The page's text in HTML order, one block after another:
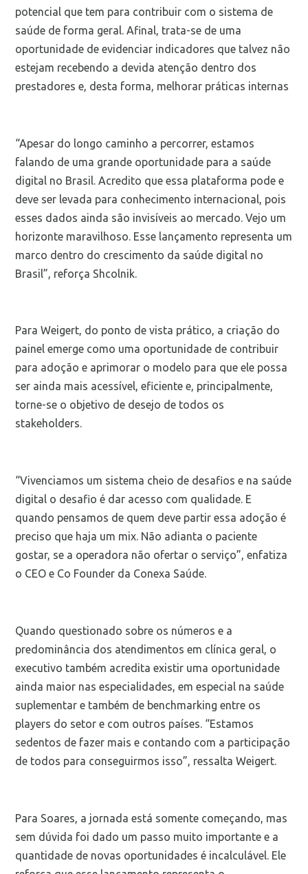
potencial que tem para contribuir com o sistema de
saúde de forma geral. Afinal, trata-se de uma
oportunidade de evidenciar indicadores que talvez não
estejam recebendo a devida atenção dentro dos
prestadores e, desta forma, melhorar práticas internas
“Apesar do longo caminho a percorrer, estamos
falando de uma grande oportunidade para a saúde
digital no Brasil. Acredito que essa plataforma pode e
deve ser levada para conhecimento internacional, pois
esses dados ainda são invisíveis ao mercado. Vejo um
horizonte maravilhoso. Esse lançamento representa um
marco dentro do crescimento da saúde digital no
Brasil”, reforça Shcolnik.
Para Weigert, do ponto de vista prático, a criação do
painel emerge como uma oportunidade de contribuir
para adoção e aprimorar o modelo para que ele possa
ser ainda mais acessível, eficiente e, principalmente,
torne-se o objetivo de desejo de todos os
stakeholders.
“Vivenciamos um sistema cheio de desafios e na saúde
digital o desafio é dar acesso com qualidade. E
quando pensamos de quem deve partir essa adoção é
preciso que haja um mix. Não adianta o paciente
gostar, se a operadora não ofertar o serviço”, enfatiza
o CEO e Co Founder da Conexa Saúde.
Quando questionado sobre os números e a
predominância dos atendimentos em clínica geral, o
executivo também acredita existir uma oportunidade
ainda maior nas especialidades, em especial na saúde
suplementar e também de benchmarking entre os
players do setor e com outros países. “Estamos
sedentos de fazer mais e contando com a participação
de todos para conseguirmos isso”, ressalta Weigert.
Para Soares, a jornada está somente começando, mas
sem dúvida foi dado um passo muito importante e a
quantidade de novas oportunidades é incalculável. Ele